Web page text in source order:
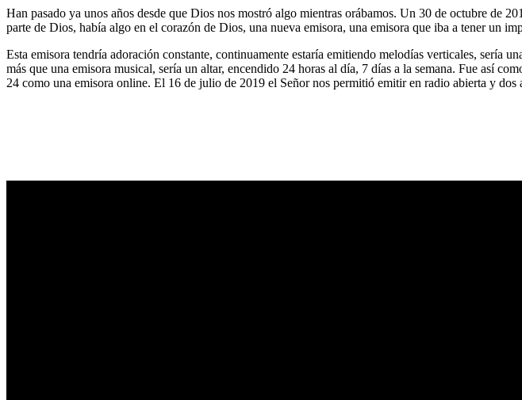
Han pasado ya unos años desde que Dios nos mostró algo mientras orábamos. Un 30 de octubre de
parte de Dios, había algo en el corazón de Dios, una nueva emisora, una emisora que iba a tener un
Esta emisora tendría adoración constante, continuamente estaría emitiendo melodías verticales, sería
más que una emisora musical, sería un altar, encendido 24 horas al día, 7 días a la semana. Fue así
24 como una emisora online. El 16 de julio de 2019 el Señor nos permitió emitir en radio abierta y